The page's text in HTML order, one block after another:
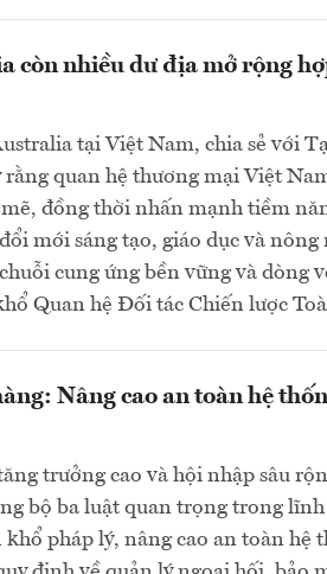
còn nhiều dư địa mở rộng
tại Việt Nam, chia sẻ với
quan hệ thương mại Việt
đồng thời nhấn mạnh tiềm
mới sáng tạo, giáo dục và nông
cung ứng bền vững và dòng
Quan hệ Đối tác Chiến lược
Nâng cao an toàn hệ
trưởng cao và hội nhập sâu
bộ ba luật quan trọng trong
pháp lý, nâng cao an toàn hệ